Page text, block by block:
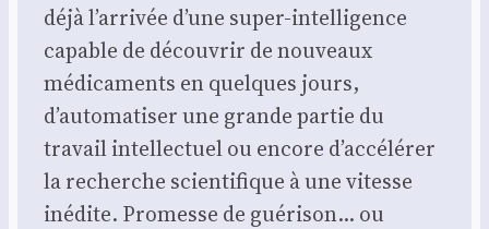
déjà l’arrivée d’une super-intelligence
capable de découvrir de nouveaux
médicaments en quelques jours,
d’automatiser une grande partie du
travail intellectuel ou encore d’accélérer
la recherche scientifique à une vitesse
inédite. Promesse de guérison… ou